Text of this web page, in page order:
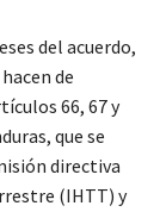
del acuerdo,
de
66, 67 y
que se
directiva
(IHTT) y